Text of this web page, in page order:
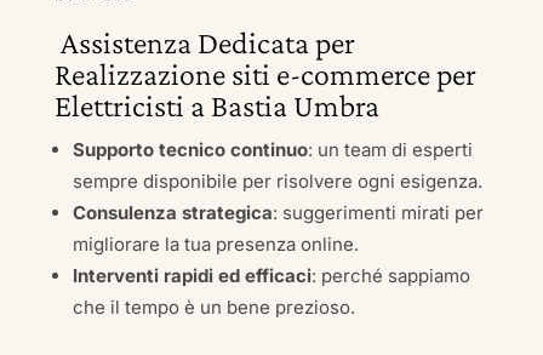
Assistenza Dedicata per
Realizzazione siti e-commerce per
Elettricisti a Bastia Umbra
Supporto tecnico continuo: un team di esperti
sempre disponibile per risolvere ogni esigenza.
Consulenza strategica: suggerimenti mirati per
migliorare la tua presenza online.
Interventi rapidi ed efficaci: perché sappiamo
che il tempo è un bene prezioso.